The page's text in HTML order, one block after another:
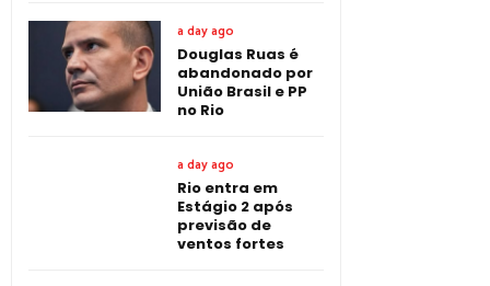
a day ago
Douglas Ruas é
abandonado por
União Brasil e PP
no Rio
a day ago
Rio entra em
Estágio 2 após
previsão de
ventos fortes